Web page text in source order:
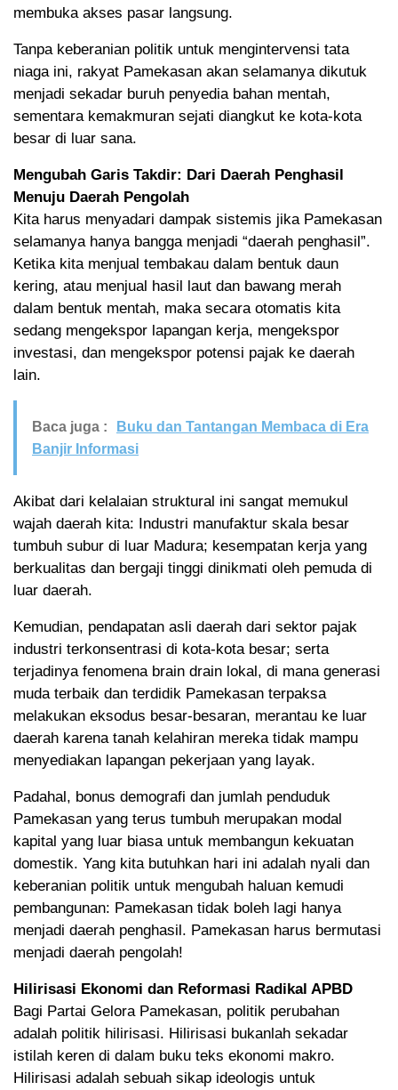
membuka akses pasar langsung.
Tanpa keberanian politik untuk mengintervensi tata
niaga ini, rakyat Pamekasan akan selamanya dikutuk
menjadi sekadar buruh penyedia bahan mentah,
sementara kemakmuran sejati diangkut ke kota-kota
besar di luar sana.
Mengubah Garis Takdir: Dari Daerah Penghasil
Menuju Daerah Pengolah
Kita harus menyadari dampak sistemis jika Pamekasan
selamanya hanya bangga menjadi “daerah penghasil”.
Ketika kita menjual tembakau dalam bentuk daun
kering, atau menjual hasil laut dan bawang merah
dalam bentuk mentah, maka secara otomatis kita
sedang mengekspor lapangan kerja, mengekspor
investasi, dan mengekspor potensi pajak ke daerah
lain.
Baca juga :
Buku dan Tantangan Membaca di Era
Banjir Informasi
Akibat dari kelalaian struktural ini sangat memukul
wajah daerah kita: Industri manufaktur skala besar
tumbuh subur di luar Madura; kesempatan kerja yang
berkualitas dan bergaji tinggi dinikmati oleh pemuda di
luar daerah.
Kemudian, pendapatan asli daerah dari sektor pajak
industri terkonsentrasi di kota-kota besar; serta
terjadinya fenomena brain drain lokal, di mana generasi
muda terbaik dan terdidik Pamekasan terpaksa
melakukan eksodus besar-besaran, merantau ke luar
daerah karena tanah kelahiran mereka tidak mampu
menyediakan lapangan pekerjaan yang layak.
Padahal, bonus demografi dan jumlah penduduk
Pamekasan yang terus tumbuh merupakan modal
kapital yang luar biasa untuk membangun kekuatan
domestik. Yang kita butuhkan hari ini adalah nyali dan
keberanian politik untuk mengubah haluan kemudi
pembangunan: Pamekasan tidak boleh lagi hanya
menjadi daerah penghasil. Pamekasan harus bermutasi
menjadi daerah pengolah!
Hilirisasi Ekonomi dan Reformasi Radikal APBD
Bagi Partai Gelora Pamekasan, politik perubahan
adalah politik hilirisasi. Hilirisasi bukanlah sekadar
istilah keren di dalam buku teks ekonomi makro.
Hilirisasi adalah sebuah sikap ideologis untuk